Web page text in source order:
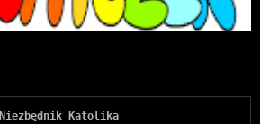
Niezbędnik Katolika